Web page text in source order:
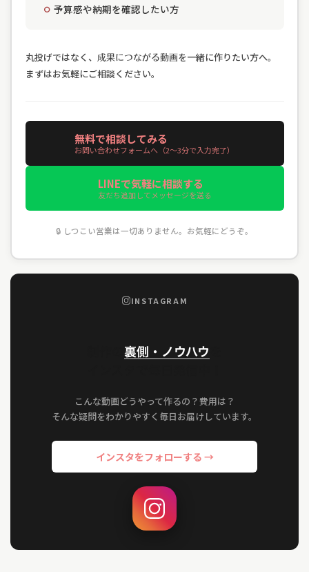
予算感や納期を確認したい方
丸投げではなく、 成果につながる動画を一緒に作りたい方へ。
まずはお気軽にご相談ください。
無料で相談してみる
お問い合わせフォームへ（2〜3分で入力完了）
LINEで気軽に相談する
友だち追加してメッセージを送る
🔒 しつこい営業は一切ありません。お気軽にどうぞ。
INSTAGRAM
裏側・ノウハウ
こんな動画どうやって作るの？費用は？
そんな疑問をわかりやすく毎日お届けしています。
インスタをフォローする →